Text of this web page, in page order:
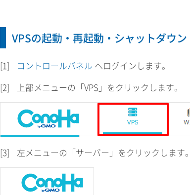
VPSの起動・再起動・シャットダウン
[1] コントロールパネル へログインします。
[2]
上部メニューの「VPS」をクリックします。
[3] 左メニューの「サーバー」をクリックします。